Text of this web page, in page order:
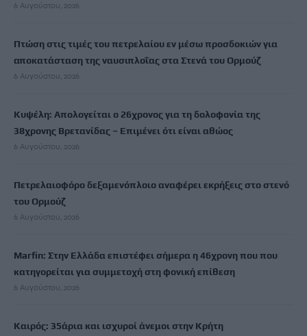
6 Αυγούστου, 2026
Πτώση στις τιμές του πετρελαίου εν μέσω προσδοκιών για
αποκατάσταση της ναυσιπλοΐας στα Στενά του Ορμούζ
6 Αυγούστου, 2026
Κυψέλη: Απολογείται ο 26χρονος για τη δολοφονία της
38χρονης Βρετανίδας – Επιμένει ότι είναι αθώος
6 Αυγούστου, 2026
Πετρελαιοφόρο δεξαμενόπλοιο αναφέρει εκρήξεις στο στενό
του Ορμούζ
6 Αυγούστου, 2026
Marfin: Στην Ελλάδα επιστέφει σήμερα η 46χρονη που που
κατηγορείται για συμμετοχή στη φονική επίθεση
6 Αυγούστου, 2026
Καιρός: 35άρια και ισχυροί άνεμοι στην Κρήτη